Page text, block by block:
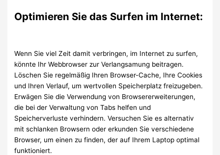
Optimieren Sie das Surfen im Internet:
Wenn Sie viel Zeit damit verbringen, im Internet zu surfen,
könnte Ihr Webbrowser zur Verlangsamung beitragen.
Löschen Sie regelmäßig Ihren Browser-Cache, Ihre Cookies
und Ihren Verlauf, um wertvollen Speicherplatz freizugeben.
Erwägen Sie die Verwendung von Browsererweiterungen,
die bei der Verwaltung von Tabs helfen und
Speicherverluste verhindern. Versuchen Sie es alternativ
mit schlanken Browsern oder erkunden Sie verschiedene
Browser, um einen zu finden, der auf Ihrem Laptop optimal
funktioniert.